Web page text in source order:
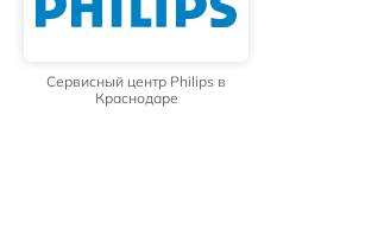
Сервисный центр Philips в
Краснодаре